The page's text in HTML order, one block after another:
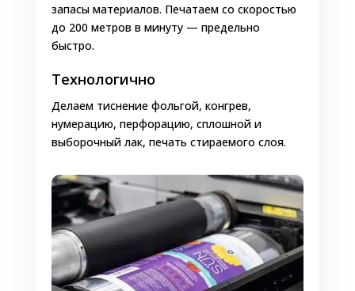
запасы материалов. Печатаем со скоростью
до 200 метров в минуту — предельно
быстро.
Технологично
Делаем тиснение фольгой, конгрев,
нумерацию, перфорацию, сплошной и
выборочный лак, печать стираемого слоя.